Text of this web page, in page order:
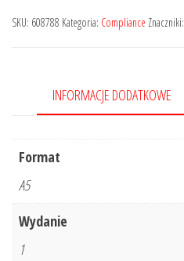
i
praktyce
SKU: 608788 Kategoria: Compliance Znaczniki:
INFORMACJE DODATKOWE
Format
A5
Wydanie
1